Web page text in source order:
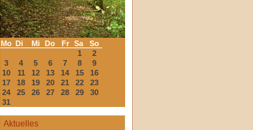
Mo Di Mi Do Fr Sa
So
1
2
3
4 5 6 7 8
9
10
11 12 13 14 15
16
17
18 19 20 21 22
23
24
25 26 27 28 29
30
31
Aktuelles